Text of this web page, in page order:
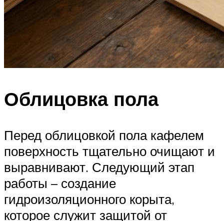
Облицовка пола
Перед облицовкой пола кафелем
поверхность тщательно очищают и
выравнивают. Следующий этап
работы – создание
гидроизоляционного корыта,
которое служит защитой от